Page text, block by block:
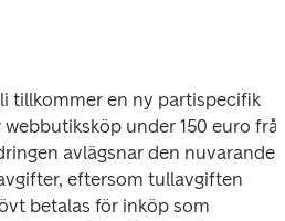
tillkommer en ny partispecifik
under 150 euro
avlägsnar den nuvarande
eftersom tullavgiften
betalas för inköp som